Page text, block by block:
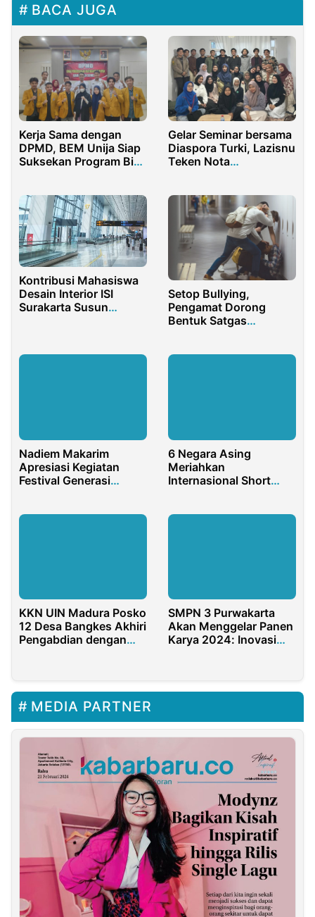
BACA JUGA
Kerja Sama dengan
DPMD, BEM Unija Siap
Suksekan Program Bina
Gelar Seminar bersama
Diaspora Turki, Lazisnu
Teken Nota
Kontribusi Mahasiswa
Desain Interior ISI
Surakarta Susun
Setop Bullying,
Pengamat Dorong
Bentuk Satgas
Nadiem Makarim
Apresiasi Kegiatan
Festival Generasi
Jakarta
6 Negara Asing
Meriahkan
Internasional Short
KKN UIN Madura Posko
12 Desa Bangkes Akhiri
Pengabdian dengan
SMPN 3 Purwakarta
Akan Menggelar Panen
Karya 2024: Inovasi
MEDIA PARTNER